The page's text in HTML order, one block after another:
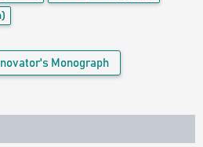
Monograph